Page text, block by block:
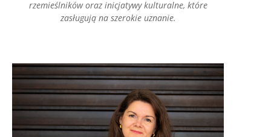
rzemieślników oraz inicjatywy kulturalne, które
zasługują na szerokie uznanie.